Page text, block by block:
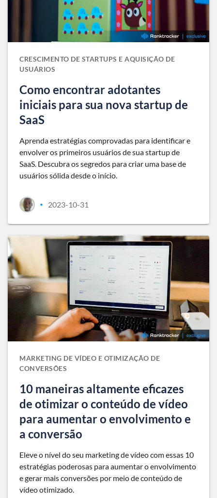
CRESCIMENTO DE STARTUPS E AQUISIÇÃO DE
USUÁRIOS
Como encontrar adotantes
iniciais para sua nova startup de
SaaS
Aprenda estratégias comprovadas para identificar e
envolver os primeiros usuários de sua startup de
SaaS. Descubra os segredos para criar uma base de
usuários sólida desde o início.
• 2023-10-31
MARKETING DE VÍDEO E OTIMIZAÇÃO DE
CONVERSÕES
10 maneiras altamente eficazes
de otimizar o conteúdo de vídeo
para aumentar o envolvimento e
a conversão
Eleve o nível do seu marketing de vídeo com essas 10
estratégias poderosas para aumentar o envolvimento
e gerar mais conversões por meio de conteúdo de
vídeo otimizado.